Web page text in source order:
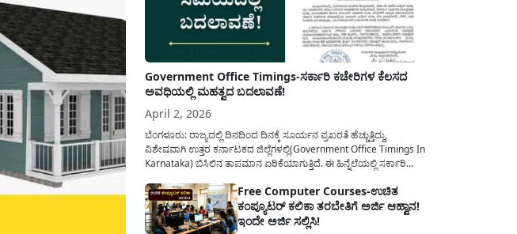
Government Office Timings-ಸರ್ಕಾರಿ ಕಚೇರಿಗಳ ಕೆಲಸದ
ಅವಧಿಯಲ್ಲಿ ಮಹತ್ವದ ಬದಲಾವಣೆ!
April 2, 2026
ಬೆಂಗಳೂರು: ರಾಜ್ಯದಲ್ಲಿ ದಿನದಿಂದ ದಿನಕ್ಕೆ ಸೂರ್ಯನ ಪ್ರಖರತೆ ಹೆಚ್ಚುತ್ತಿದ್ದು,
ವಿಶೇಷವಾಗಿ ಉತ್ತರ ಕರ್ನಾಟಕದ ಜಿಲ್ಲೆಗಳಲ್ಲಿ(Government Office Timings In
Karnataka) ಬಿಸಿಲಿನ ತಾಪಮಾನ ಏರಿಕೆಯಾಗುತ್ತಿದೆ. ಈ ಹಿನ್ನೆಲೆಯಲ್ಲಿ ಸರ್ಕಾರಿ
ಸರ್ಕಾರವು ಮಹತ್ವದ ನಿರ್ಧಾರವೊಂದನ್ನು ಕೈಗೊಂಡಿದೆ. ಕಿತ್ತೂರು ಕರ್ನಾಟಕ ಮತ್ತು
ಕಲ್ಯಾಣ ಕರ್ನಾಟಕದ ಒಟ್ಟು 9 ಜಿಲ್ಲೆಗಳಲ್ಲಿ ಏಪ್ರಿಲ್...
Free Computer Courses-ಉಚಿತ
ಕಂಪ್ಯೂಟರ್ ಕಲಿಕಾ ತರಬೇತಿಗೆ ಅರ್ಜಿ ಆಹ್ವಾನ!
ಇಂದೇ ಅರ್ಜಿ ಸಲ್ಲಿಸಿ!